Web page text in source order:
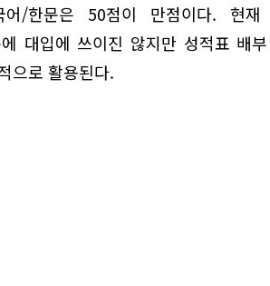
국어/한문은 50점이 만점이다. 현
대입에 쓰이진 않지만 성적표 배
으로 활용된다.